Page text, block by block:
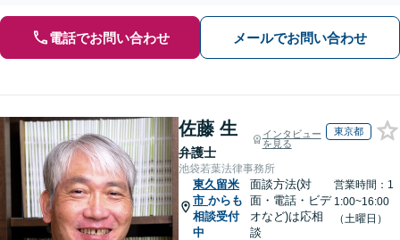
電話でお問い合わせ メールでお問い合わせ
佐藤 生
弁護士
インタビュー
を見る
東京都
池袋若葉法律事務所
東久留米
市 からも
相談受付
中
面談方法(対
面・電話・ビデ
オなど)は応相
談
営業時間：1
1:00~16:00
（土曜日）